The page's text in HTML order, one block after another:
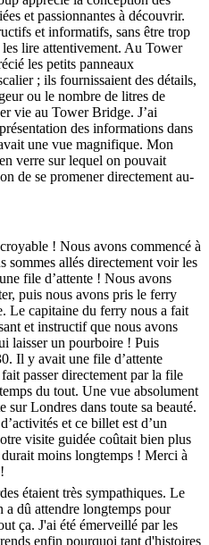
et passionnantes à découvrir.
et informatifs, sans être trop
lire attentivement. Au Tower
les petits panneaux
; ils fournissaient des détails,
ou le nombre de litres de
vie au Tower Bridge. J’ai
des informations dans
une vue magnifique. Mon
verre sur lequel on pouvait
de se promener directement au-
! Nous avons commencé à
sommes allés directement voir les
file d’attente ! Nous avons
puis nous avons pris le ferry
Le capitaine du ferry nous a fait
et instructif que nous avons
laisser un pourboire ! Puis
Il y avait une file d’attente
passer directement par la file
du tout. Une vue absolument
sur Londres dans toute sa beauté.
et ce billet est d’un
visite guidée coûtait bien plus
moins longtemps ! Merci à
étaient très sympathiques. Le
a dû attendre longtemps pour
ça. J'ai été émerveillé par les
enfin pourquoi tant d'histoires